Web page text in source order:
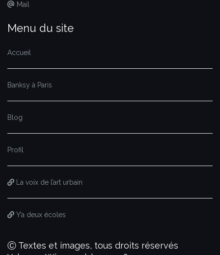
Mail
Menu du site
Accueil
Banksy à Paris
Blog
Profil
La voix de l’art urbain
Y’a deux écoles
Ⓒ Textes et images, tous droits réservés